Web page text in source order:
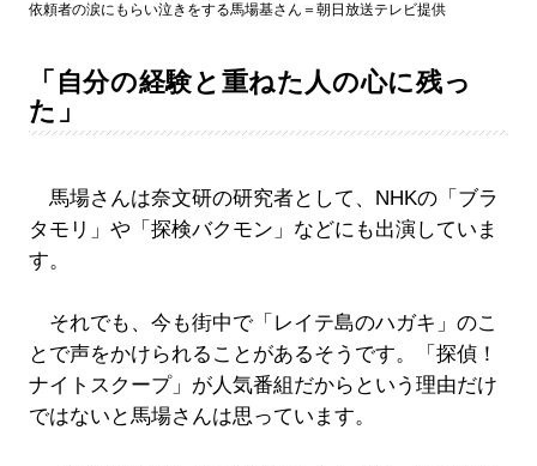
依頼者の涙にもらい泣きをする馬場基さん＝朝日放送テレビ提供
「自分の経験と重ねた人の心に残っ
た」
馬場さんは奈文研の研究者として、NHKの「ブラ
タモリ」や「探検バクモン」などにも出演していま
す。
それでも、今も街中で「レイテ島のハガキ」のこ
とで声をかけられることがあるそうです。「探偵！
ナイトスクープ」が人気番組だからという理由だけ
ではないと馬場さんは思っています。